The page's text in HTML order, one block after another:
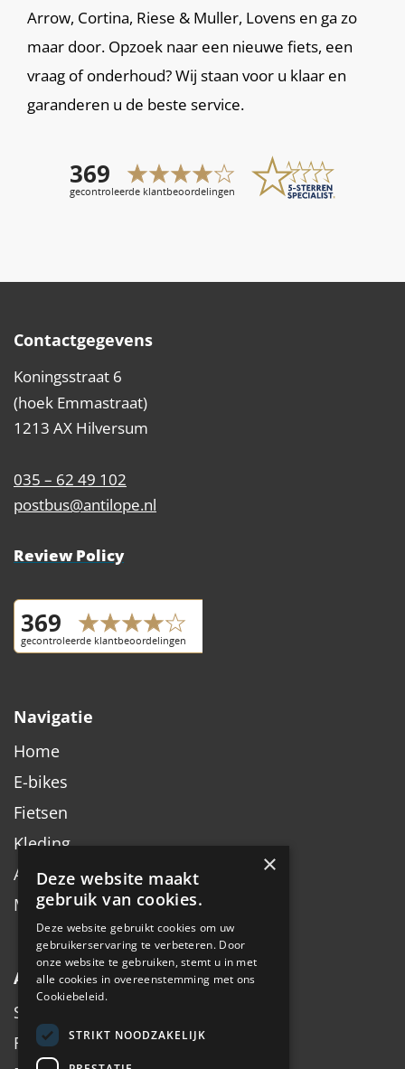
Arrow, Cortina, Riese & Muller, Lovens en ga zo
maar door. Opzoek naar een nieuwe fiets, een
vraag of onderhoud? Wij staan voor u klaar en
garanderen u de beste service.
Contactgegevens
Koningsstraat 6
(hoek Emmastraat)
1213 AX Hilversum
035 – 62 49 102
postbus@antilope.nl
Review Policy
Navigatie
Home
E-bikes
Fietsen
Kleding
Accessoires
Merken
Algemeen
Service
Fiets inruilen
×
Deze website maakt
gebruik van cookies.
Deze website gebruikt cookies om uw
gebruikerservaring te verbeteren. Door
onze website te gebruiken, stemt u in met
alle cookies in overeenstemming met ons
Cookiebeleid.
STRIKT NOODZAKELIJK